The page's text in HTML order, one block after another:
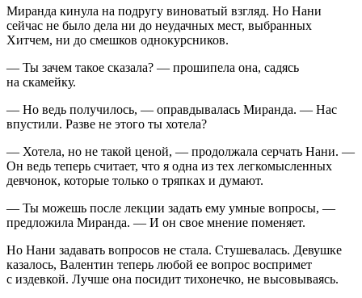
Миранда кинула на подругу виноватый взгляд. Но Нани
сейчас не было дела ни до неудачных мест, выбранных
Хитчем, ни до смешков однокурсников.
— Ты зачем такое сказала? — прошипела она, садясь
на скамейку.
— Но ведь получилось, — оправдывалась Миранда. — Нас
впустили. Разве не этого ты хотела?
— Хотела, но не такой ценой, — продолжала серчать Нани. —
Он ведь теперь считает, что я одна из тех легкомысленных
девчонок, которые только о тряпках и думают.
— Ты можешь после лекции задать ему умные вопросы, —
предложила Миранда. — И он свое мнение поменяет.
Но Нани задавать вопросов не стала. Стушевалась. Девушке
казалось, Валентин теперь любой ее вопрос воспримет
с издевкой. Лучше она посидит тихонечко, не высовываясь.